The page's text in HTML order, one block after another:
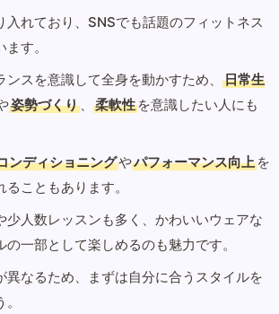
入れており、SNSでも話題のフィットネス
す。
スを意識して全身を動かすため、
日常生
姿勢づくり 、 柔軟性 を意識したい人にも
ンディショニングやパフォーマンス向上 を
こともあります。
少人数レッスンも多く、かわいいウェアな
一部として楽しめるのも魅力です。
異なるため、まずは自分に合うスタイルを